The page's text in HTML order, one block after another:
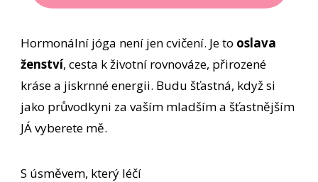
Hormonální jóga není jen cvičení. Je to oslava
ženství, cesta k životní rovnováze, přirozené
kráse a jiskrnné energii. Budu šťastná, když si
jako průvodkyni za vaším mladším a šťastnějším
JÁ vyberete mě.
S úsměvem, který léčí